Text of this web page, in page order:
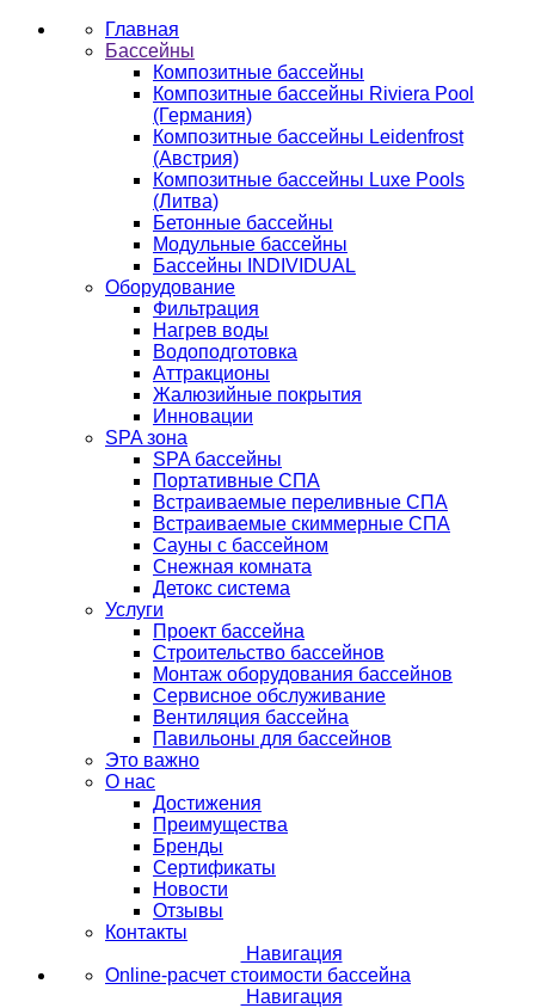
Главная
Бассейны
Композитные бассейны
Композитные бассейны Riviera Pool
(Германия)
Композитные бассейны Leidenfrost
(Австрия)
Композитные бассейны Luxe Pools
(Литва)
Бетонные бассейны
Модульные бассейны
Бассейны INDIVIDUAL
Оборудование
Фильтрация
Нагрев воды
Водоподготовка
Аттракционы
Жалюзийные покрытия
Инновации
SPA зона
SPA бассейны
Портативные СПА
Встраиваемые переливные СПА
Встраиваемые скиммерные СПА
Сауны с бассейном
Снежная комната
Детокс система
Услуги
Проект бассейна
Строительство бассейнов
Монтаж оборудования бассейнов
Сервисное обслуживание
Вентиляция бассейна
Павильоны для бассейнов
Это важно
О нас
Достижения
Преимущества
Бренды
Сертификаты
Новости
Отзывы
Контакты
Навигация
Online-расчет стоимости бассейна
Навигация